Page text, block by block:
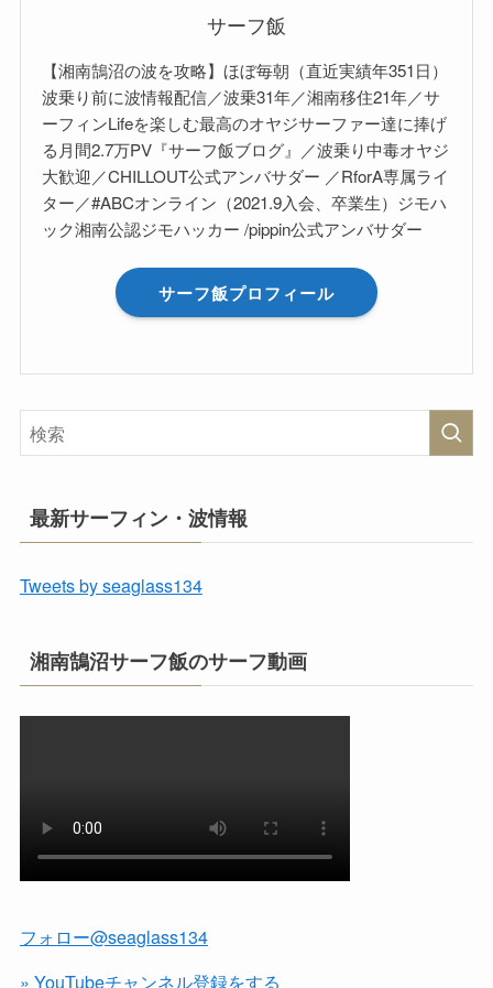
サーフ飯
【湘南鵠沼の波を攻略】ほぼ毎朝（直近実績年351日）
波乗り前に波情報配信／波乗31年／湘南移住21年／サ
ーフィンLifeを楽しむ最高のオヤジサーファー達に捧げ
る月間2.7万PV『サーフ飯ブログ』／波乗り中毒オヤジ
大歓迎／CHILLOUT公式アンバサダー ／RforA専属ライ
ター／#ABCオンライン（2021.9入会、卒業生）ジモハ
ック湘南公認ジモハッカー /pippin公式アンバサダー
サーフ飯プロフィール
最新サーフィン・波情報
Tweets by seaglass134
湘南鵠沼サーフ飯のサーフ動画
フォロー@seaglass134
» YouTubeチャンネル登録をする